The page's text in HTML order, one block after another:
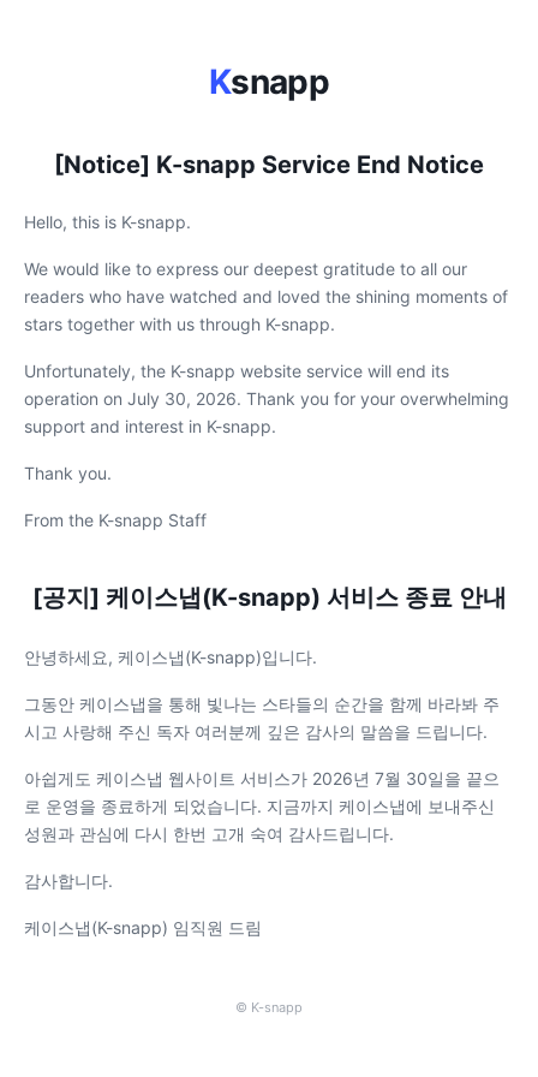
Ksnapp
[Notice] K-snapp Service End Notice
Hello, this is K-snapp.
We would like to express our deepest gratitude to all our
readers who have watched and loved the shining moments of
stars together with us through K-snapp.
Unfortunately, the K-snapp website service will end its
operation on July 30, 2026. Thank you for your overwhelming
support and interest in K-snapp.
Thank you.
From the K-snapp Staff
[공지] 케이스냅(K-snapp) 서비스 종료 안내
안녕하세요, 케이스냅(K-snapp)입니다.
그동안 케이스냅을 통해 빛나는 스타들의 순간을 함께 바라봐 주
시고 사랑해 주신 독자 여러분께 깊은 감사의 말씀을 드립니다.
아쉽게도 케이스냅 웹사이트 서비스가 2026년 7월 30일을 끝으
로 운영을 종료하게 되었습니다. 지금까지 케이스냅에 보내주신
성원과 관심에 다시 한번 고개 숙여 감사드립니다.
감사합니다.
케이스냅(K-snapp) 임직원 드림
© K-snapp